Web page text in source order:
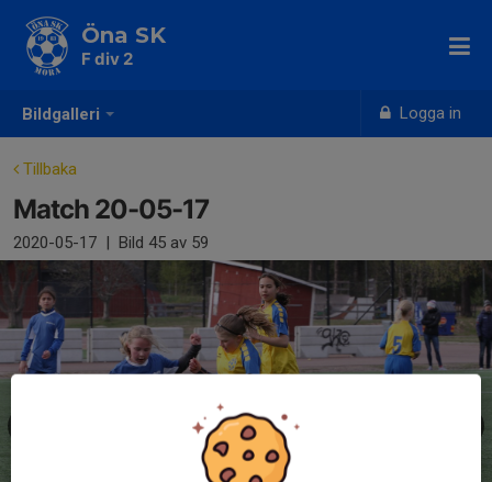
Bildgalleri Logga in
Öna SK
F div 2
Tillbaka
Match 20-05-17
2020-05-17 | Bild 45 av 59